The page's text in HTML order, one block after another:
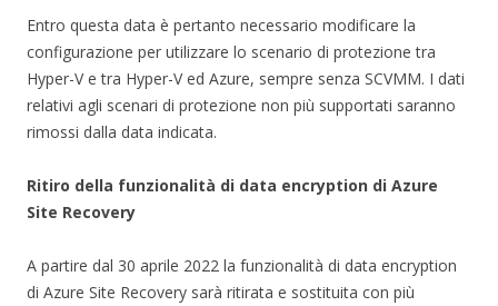
Entro questa data è pertanto necessario modificare la
configurazione per utilizzare lo scenario di protezione tra
Hyper-V e tra Hyper-V ed Azure, sempre senza SCVMM. I dati
relativi agli scenari di protezione non più supportati saranno
rimossi dalla data indicata.
Ritiro della funzionalità di data encryption di Azure
Site Recovery
A partire dal 30 aprile 2022 la funzionalità di data encryption
di Azure Site Recovery sarà ritirata e sostituita con più